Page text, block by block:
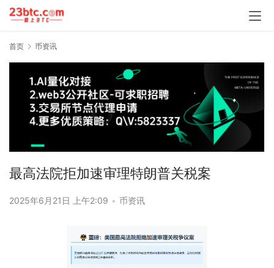
首页 币资讯
最高法院拒加速审理特朗普关税案
2025年6月21日 上午2:09 • 币资讯